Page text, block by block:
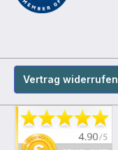
Vertrag widerrufen